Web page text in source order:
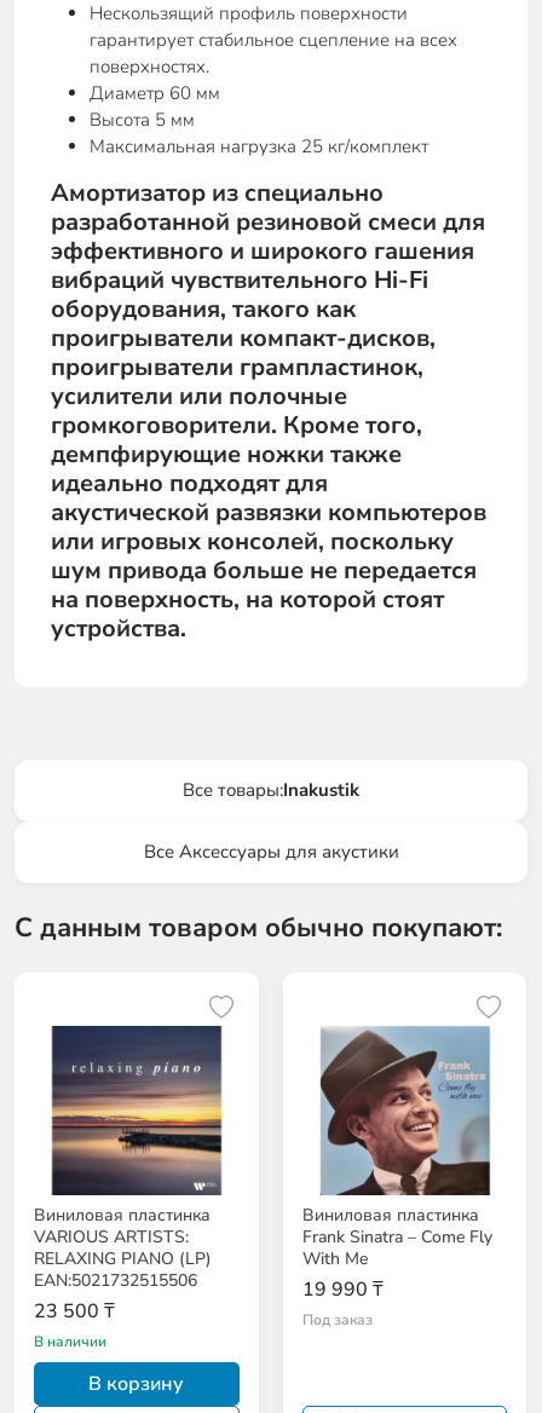
Нескользящий профиль поверхности
гарантирует стабильное сцепление на всех
поверхностях.
Диаметр 60 мм
Высота 5 мм
Максимальная нагрузка 25 кг/комплект
Амортизатор из специально
разработанной резиновой смеси для
эффективного и широкого гашения
вибраций чувствительного Hi-Fi
оборудования, такого как
проигрыватели компакт-дисков,
проигрыватели грампластинок,
усилители или полочные
громкоговорители. Кроме того,
демпфирующие ножки также
идеально подходят для
акустической развязки компьютеров
или игровых консолей, поскольку
шум привода больше не передается
на поверхность, на которой стоят
устройства.
Все товары:Inakustik
Все Аксессуары для акустики
С данным товаром обычно покупают:
Виниловая пластинка
VARIOUS ARTISTS:
RELAXING PIANO (LP)
EAN:5021732515506
23 500 ₸
В наличии
В корзину
Виниловая пластинка
Frank Sinatra – Come Fly
With Me
19 990 ₸
Под заказ